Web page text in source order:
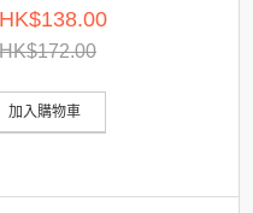
HK$138.00
HK$172.00
加入購物車